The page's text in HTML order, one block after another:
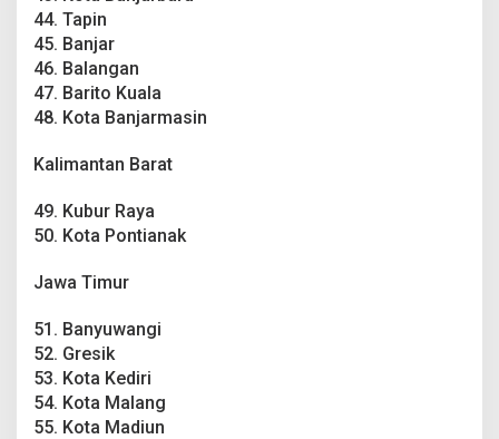
44. Tapin
45. Banjar
46. Balangan
47. Barito Kuala
48. Kota Banjarmasin
Kalimantan Barat
49. Kubur Raya
50. Kota Pontianak
Jawa Timur
51. Banyuwangi
52. Gresik
53. Kota Kediri
54. Kota Malang
55. Kota Madiun